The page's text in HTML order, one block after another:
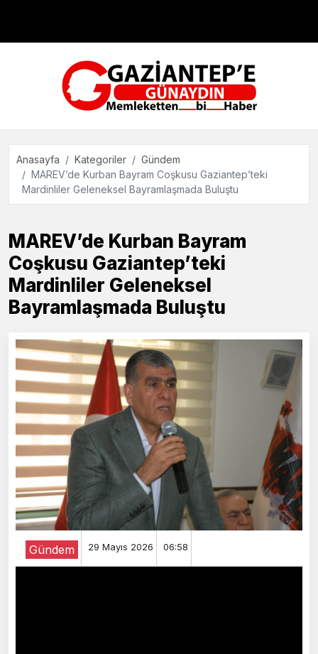
Teknoloji
Anasayfa Kategoriler
Gündem
MAREV’de Kurban Bayram Coşkusu Gaziantep’teki
Mardinliler Geleneksel Bayramlaşmada Buluştu
MAREV’de Kurban Bayram
Coşkusu Gaziantep’teki
Mardinliler Geleneksel
Bayramlaşmada Buluştu
Gündem 29 Mayıs 2026 06:58